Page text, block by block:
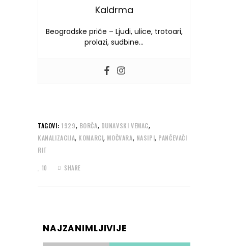
Kaldrma
Beogradske priče – Ljudi, ulice, trotoari,
prolazi, sudbine…
TAGOVI: 1929, BORČA, DUNAVSKI VEMAC,
KANALIZACIJA, KOMARCI, MOČVARA, NASIPI, PANČEVAČI
RIT
10 SHARE
NAJZANIMLJIVIJE